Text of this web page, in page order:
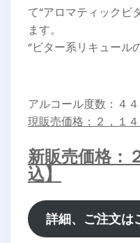
て“アロマティックビ
ます。
“ビター系リキュール
アルコール度数：４
現販売価格：２，１４
新販売価格：
込】
詳細、ご注文は